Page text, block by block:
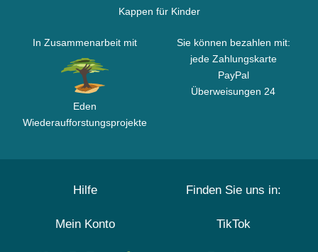
Kappen für Kinder
In Zusammenarbeit mit
Eden
Wiederaufforstungsprojekte
Sie können bezahlen mit:
jede Zahlungskarte
PayPal
Überweisungen 24
Hilfe
Mein Konto
Finden Sie uns in:
TikTok